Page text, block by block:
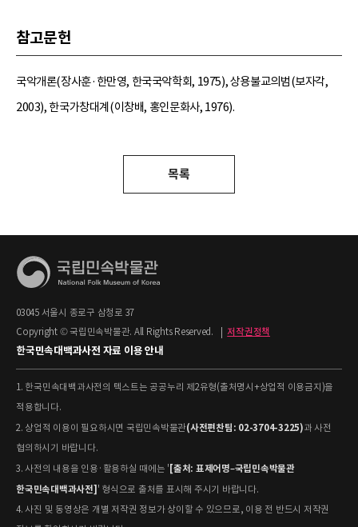
참고문헌
국악개론(장사훈·한만영, 한국국악학회, 1975), 상용불교의범(보자각,
2003), 한국가창대계(이창배, 홍인문화사, 1976).
목록
03045 서울시 종로구 삼청로 37
Copyright © 국립민속박물관. All Rights Reserved.
저작권정책
한국민속대백과사전 자료 이용 안내
1. 한국민속대백과사전의 텍스트는 공공누리 제2유형(출처명시+상업적 이용금지)을
적용합니다.
2. 상업적 이용이 필요하시면 국립민속박물관(사전편찬팀: 02-3704-3225)과 사전
협의하시기 바랍니다.
3. 사전의 내용을 인용·활용하실 때에는 ' [출처: 표제어명–국립민속박물관
한국민속대백과사전] ' 형식으로 출처를 표시해 주시기 바랍니다.
4. 사진 및 동영상은 개별 저작권 정보가 상이할 수 있으므로, 이용 전 반드시 저작권